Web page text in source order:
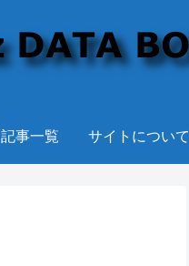
記事一覧 サイトについて